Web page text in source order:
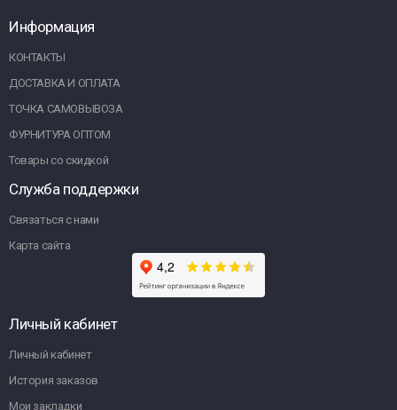
Информация
КОНТАКТЫ
ДОСТАВКА И ОПЛАТА
ТОЧКА САМОВЫВОЗА
ФУРНИТУРА ОПТОМ
Товары со скидкой
Служба поддержки
Связаться с нами
Карта сайта
Личный кабинет
Личный кабинет
История заказов
Мои закладки